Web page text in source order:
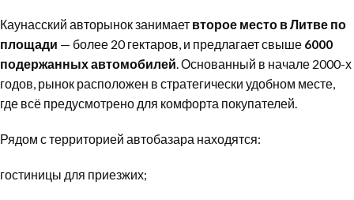
Каунасский авторынок занимает второе место в Литве по
площади — более 20 гектаров, и предлагает свыше 6000
подержанных автомобилей. Основанный в начале 2000-х
годов, рынок расположен в стратегически удобном месте,
где всё предусмотрено для комфорта покупателей.
Рядом с территорией автобазара находятся:
гостиницы для приезжих;